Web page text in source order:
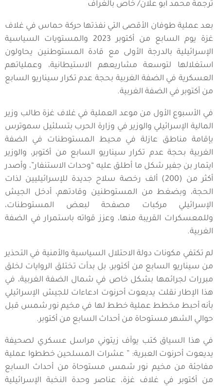
ترجمة محمد أبو علان/ خاص بالغراف
بعد عملية طوفان الأقصى التي نفذتها حركة حماس في غلاف
غزة يوم السابع من أكتوبر 2023 والمستويات السياسية
الإسرائيلية بالدرجة الأولى مع قادة المستوطنين يحاولون
استغلالها لتوسعة مشاريعهم الاستيطانية، وعملياتهم
العسكرية في الضفة الغربية بحجة عدم تكرار سيناريو السابع
من أكتوبر في الضفة الغربية.
في الأسبوع الأول من موعد العملية في غلاف غزة طالب وزير
المالية الإسرائيلي والوزير في وزارة الحرب بتسلئيل سموترس
بإقامة مناطق عازلة في محيط المستوطنات في الضفة
الغربية بحجة عدم تكرار سيناريو السابع من أكتوبر، والوزير
ايتمار بن جفير شكل ما أطلق عليه “وحدات الاستنفار”، وأصدر
أكثر من (200) ألف رخصة سلاح جديدة للإسرائيليين لذات
الحجة، وبضغط من المستوطنين وقادتهم، أدخل الجيش
الإسرائيلي مركبات مصفحة لبعض المستوطنات،
وللمعسكرات القريبة منها، وعزز قواته باستمرار في الضفة
الغربية.
لم تكتفي مكونات دولة الاحتلال السياسية والأمنية في التحذير
من سيناريو السابع من أكتوبر، بل بدأت تختلق الروايات لخلق
مبررات لجرائمها بشكل خاص في شمال الضفة الغربية، في
هذا الإطار نقلت يديعوت أحرنوت ادعاءات للجيش الإسرائيلي
بأنه أحبط مخطط عملية خطط لها في مخيم نور شمس قبل
حوالي الشهر مستوحاة من أحداث السابع من أكتوبر.
في هذا السياق كتب يوآف زيتوني مراسل عسكري لصحيفة
يديعوت أحرنوت العبرية: ” عشرات المسلحين خططوا عملية
مفاجئة من مخيم نور شمس مستوحاة من أحداث السابع
من أكتوبر في غلاف غزة، عناصر وحدة النخبة الإسرائيلية